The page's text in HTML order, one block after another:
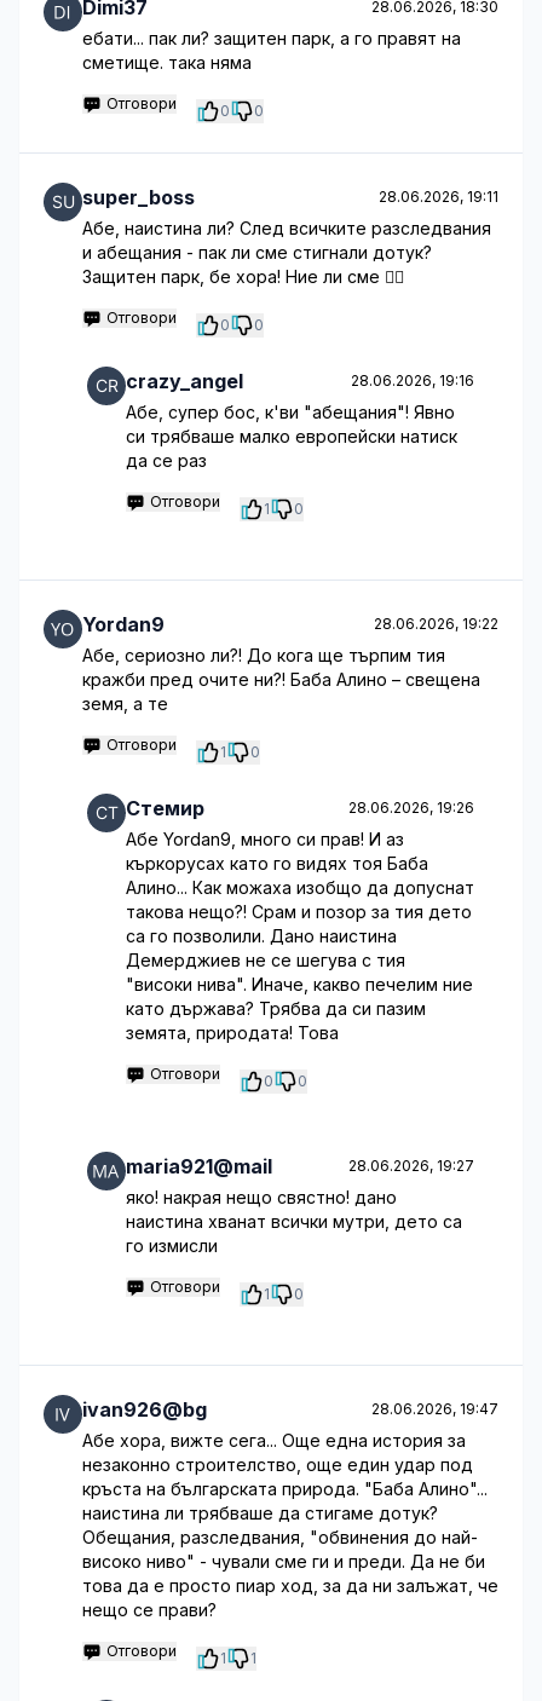
Dimi37 28.06.2026, 18:30
ебати... пак ли? защитен парк, а го правят на
сметище. така няма
Отговори 0 0
super_boss 28.06.2026, 19:11
Абе, наистина ли? След всичките разследвания
и абещания - пак ли сме стигнали дотук?
Защитен парк, бе хора! Ние ли сме 🤷‍♂️
Отговори 0 0
crazy_angel 28.06.2026, 19:16
Абе, супер бос, к'ви "абещания"! Явно
си трябваше малко европейски натиск
да се раз
Отговори 1 0
Yordan9 28.06.2026, 19:22
Абе, сериозно ли?! До кога ще търпим тия
кражби пред очите ни?! Баба Алино – свещена
земя, а те
Отговори 1 0
Стемир 28.06.2026, 19:26
Абе Yordan9, много си прав! И аз
къркорусах като го видях тоя Баба
Алино... Как можаха изобщо да допуснат
такова нещо?! Срам и позор за тия дето
са го позволили. Дано наистина
Демерджиев не се шегува с тия
"високи нива". Иначе, какво печелим ние
като държава? Трябва да си пазим
земята, природата! Това
Отговори 0 0
maria921@mail 28.06.2026, 19:27
яко! накрая нещо свястно! дано
наистина хванат всички мутри, дето са
го измисли
Отговори 1 0
ivan926@bg 28.06.2026, 19:47
Абе хора, вижте сега... Още една история за
незаконно строителство, още един удар под
кръста на българската природа. "Баба Алино"...
наистина ли трябваше да стигаме дотук?
Обещания, разследвания, "обвинения до най-
високо ниво" - чували сме ги и преди. Да не би
това да е просто пиар ход, за да ни залъжат, че
нещо се прави?
Отговори 1 1